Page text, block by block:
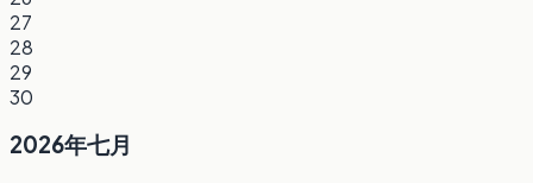
27
28
29
30
2026年七月